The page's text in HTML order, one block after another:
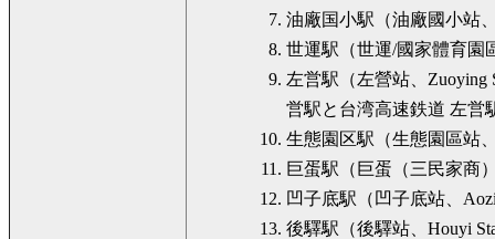
油廠国小駅（油廠國小站
世運駅（世運/國家體育園
左営駅（左營站、Zuoying
営駅と台湾高速鉄道 左営
生態園区駅（生態園區站
巨蛋駅（巨蛋（三民家商
凹子底駅（凹子底站、
後驛駅（後驛站、Houyi